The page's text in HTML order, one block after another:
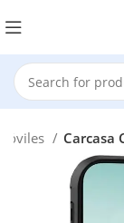
Carcasa